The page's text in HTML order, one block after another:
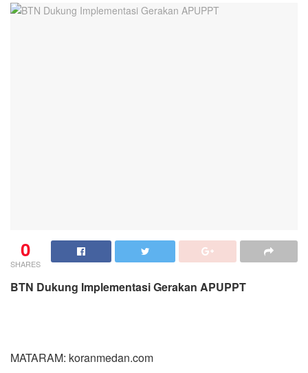
0
SHARES
BTN Dukung Implementasi Gerakan APUPPT
MATARAM: koranmedan.com